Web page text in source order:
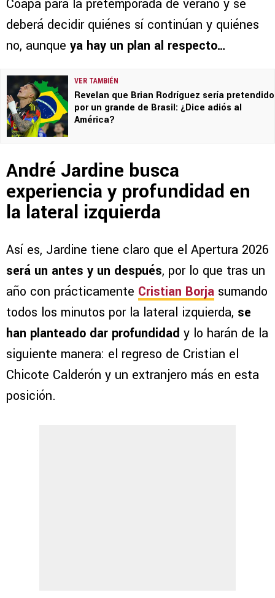
Coapa para la pretemporada de verano y se
deberá decidir quiénes sí continúan y quiénes
no, aunque ya hay un plan al respecto…
VER TAMBIÉN
Revelan que Brian Rodríguez sería pretendido
por un grande de Brasil: ¿Dice adiós al
América?
André Jardine busca
experiencia y profundidad en
la lateral izquierda
Así es, Jardine tiene claro que el Apertura 2026
será un antes y un después, por lo que tras un
año con prácticamente Cristian Borja sumando
todos los minutos por la lateral izquierda, se
han planteado dar profundidad y lo harán de la
siguiente manera: el regreso de Cristian el
Chicote Calderón y un extranjero más en esta
posición.